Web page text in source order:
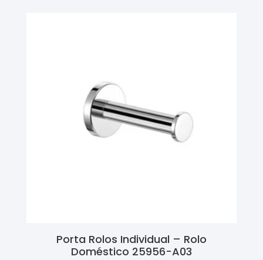
Porta Rolos Individual – Rolo
Doméstico 25956-A03